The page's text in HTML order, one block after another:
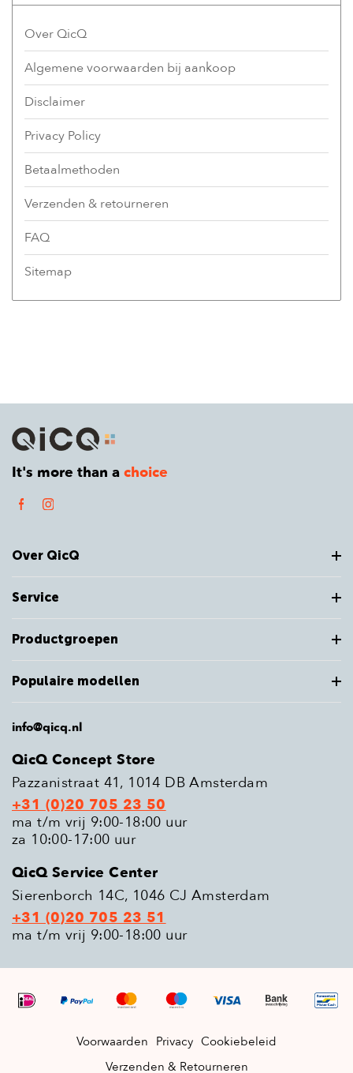
Over QicQ
Algemene voorwaarden bij aankoop
Disclaimer
Privacy Policy
Betaalmethoden
Verzenden & retourneren
FAQ
Sitemap
It's more than a choice
Over QicQ
Service
Productgroepen
Populaire modellen
info@qicq.nl
QicQ Concept Store
Pazzanistraat 41, 1014 DB Amsterdam
+31 (0)20 705 23 50
ma t/m vrij 9:00-18:00 uur
za 10:00-17:00 uur
QicQ Service Center
Sierenborch 14C, 1046 CJ Amsterdam
+31 (0)20 705 23 51
ma t/m vrij 9:00-18:00 uur
Voorwaarden Privacy Cookiebeleid
Verzenden & Retourneren